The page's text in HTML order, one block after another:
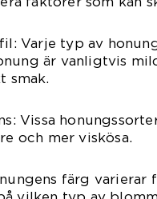
Varje typ av
är vanligtvis
smak.
Vissa
och mer viskösa.
färg